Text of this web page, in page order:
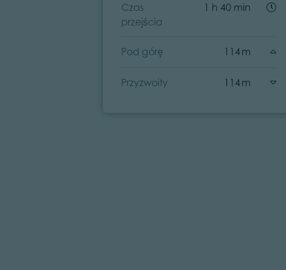
Czas
przejścia
1 h 40 min
Pod górę 114 m
Przyzwoity 114 m